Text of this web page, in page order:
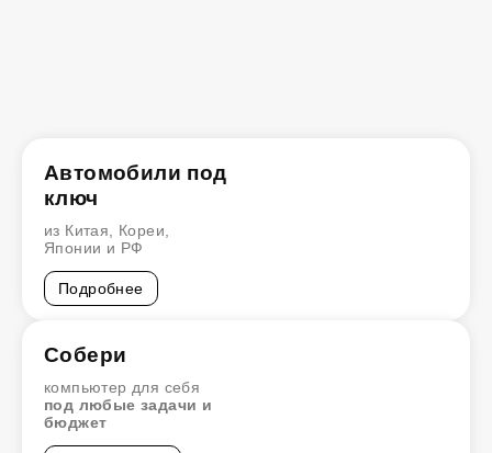
Автомобили под
ключ
из Китая, Кореи,
Японии и РФ
Подробнее
Собери
компьютер для себя
под любые задачи и
бюджет